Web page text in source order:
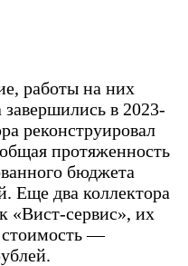
работы на них
в 2023-
реконструировал
протяженность
бюджета
Еще два коллектора
«Вист-сервис», их
—